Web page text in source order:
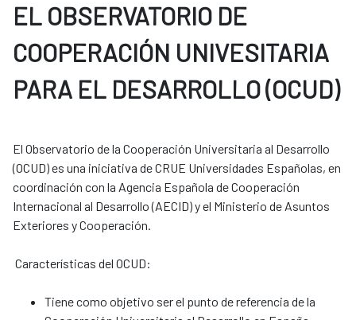
EL OBSERVATORIO DE
COOPERACIÓN UNIVESITARIA
PARA EL DESARROLLO (OCUD)
El Observatorio de la Cooperación Universitaria al Desarrollo
(OCUD) es una iniciativa de CRUE Universidades Españolas, en
coordinación con la Agencia Española de Cooperación
Internacional al Desarrollo (AECID) y el Ministerio de Asuntos
Exteriores y Cooperación.
Características del OCUD:
Tiene como objetivo ser el punto de referencia de la